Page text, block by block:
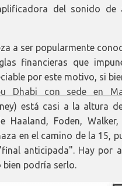
del sonido de
a ser popularmente
financieras que
por este motivo, si
Dhabi con sede en
está casi a la altura
Foden, Walker,
en el camino de la 15,
anticipada". Hay por
podría serlo.